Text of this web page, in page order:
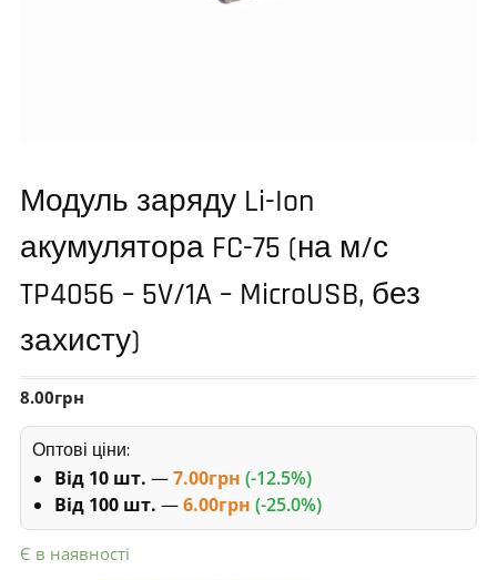
Модуль заряду Li-Ion
акумулятора FC-75 (на м/с
TP4056 – 5V/1A – MicroUSB, без
захисту)
8.00грн
Оптові ціни:
Від 10 шт. —7.00грн (-12.5%)
Від 100 шт. —6.00грн (-25.0%)
Є в наявності